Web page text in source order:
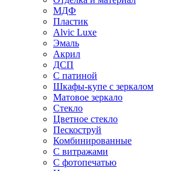
МДФ
Пластик
Alvic Luxe
Эмаль
Акрил
ДСП
С патиной
Шкафы-купе с зеркалом
Матовое зеркало
Стекло
Цветное стекло
Пескоструй
Комбинированные
С витражами
С фотопечатью